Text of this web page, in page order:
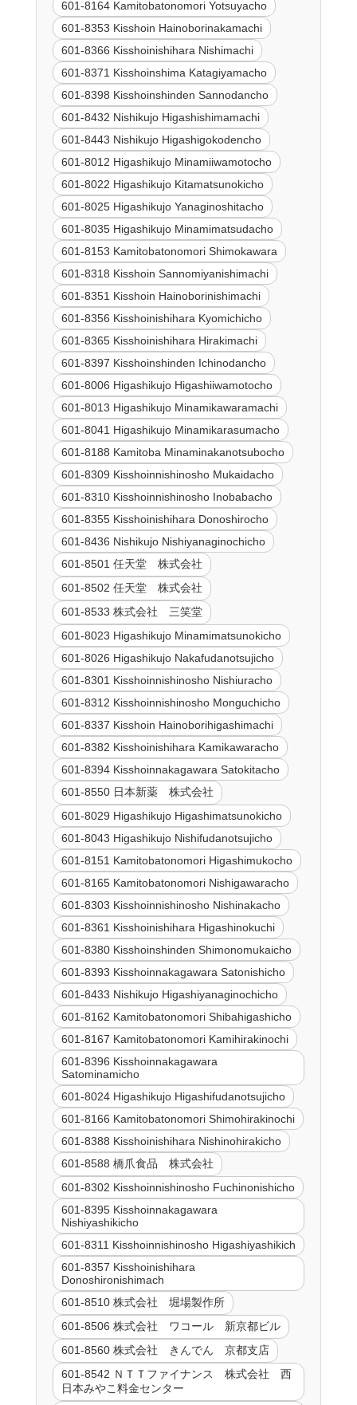
601-8164 Kamitobatonomori Yotsuyacho
601-8353 Kisshoin Hainoborinakamachi
601-8366 Kisshoinishihara Nishimachi
601-8371 Kisshoinshima Katagiyamacho
601-8398 Kisshoinshinden Sannodancho
601-8432 Nishikujo Higashishimamachi
601-8443 Nishikujo Higashigokodencho
601-8012 Higashikujo Minamiiwamotocho
601-8022 Higashikujo Kitamatsunokicho
601-8025 Higashikujo Yanaginoshitacho
601-8035 Higashikujo Minamimatsudacho
601-8153 Kamitobatonomori Shimokawara
601-8318 Kisshoin Sannomiyanishimachi
601-8351 Kisshoin Hainoborinishimachi
601-8356 Kisshoinishihara Kyomichicho
601-8365 Kisshoinishihara Hirakimachi
601-8397 Kisshoinshinden Ichinodancho
601-8006 Higashikujo Higashiiwamotocho
601-8013 Higashikujo Minamikawaramachi
601-8041 Higashikujo Minamikarasumacho
601-8188 Kamitoba Minaminakanotsubocho
601-8309 Kisshoinnishinosho Mukaidacho
601-8310 Kisshoinnishinosho Inobabacho
601-8355 Kisshoinishihara Donoshirocho
601-8436 Nishikujo Nishiyanaginochicho
601-8501 任天堂 株式会社
601-8502 任天堂 株式会社
601-8533 株式会社 三笑堂
601-8023 Higashikujo Minamimatsunokicho
601-8026 Higashikujo Nakafudanotsujicho
601-8301 Kisshoinnishinosho Nishiuracho
601-8312 Kisshoinnishinosho Monguchicho
601-8337 Kisshoin Hainoborihigashimachi
601-8382 Kisshoinishihara Kamikawaracho
601-8394 Kisshoinnakagawara Satokitacho
601-8550 日本新薬 株式会社
601-8029 Higashikujo Higashimatsunokicho
601-8043 Higashikujo Nishifudanotsujicho
601-8151 Kamitobatonomori Higashimukocho
601-8165 Kamitobatonomori Nishigawaracho
601-8303 Kisshoinnishinosho Nishinakacho
601-8361 Kisshoinishihara Higashinokuchi
601-8380 Kisshoinshinden Shimonomukaicho
601-8393 Kisshoinnakagawara Satonishicho
601-8433 Nishikujo Higashiyanaginochicho
601-8162 Kamitobatonomori Shibahigashicho
601-8167 Kamitobatonomori Kamihirakinochi
601-8396 Kisshoinnakagawara
Satominamicho
601-8024 Higashikujo Higashifudanotsujicho
601-8166 Kamitobatonomori Shimohirakinochi
601-8388 Kisshoinishihara Nishinohirakicho
601-8588 橋爪食品 株式会社
601-8302 Kisshoinnishinosho Fuchinonishicho
601-8395 Kisshoinnakagawara
Nishiyashikicho
601-8311 Kisshoinnishinosho Higashiyashikich
601-8357 Kisshoinishihara
Donoshironishimach
601-8510 株式会社 堀場製作所
601-8506 株式会社 ワコール 新京都ビル
601-8560 株式会社 きんでん 京都支店
601-8542 ＮＴＴファイナンス 株式会社 西
日本みやこ料金センター